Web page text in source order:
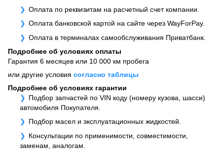
Оплата по реквизитам на расчетный счет компании.
Оплата банковской картой на сайте через WayForPay.
Оплата в терминалах самообслуживания Приватбанк.
Подробнее об условиях оплаты
Гарантия 6 месяцев или 10 000 км пробега
или другие условия согласно таблицы
Подробнее об условиях гарантии
Подбор запчастей по VIN коду (номеру кузова, шасси)
автомобиля Покупателя.
Подбор масел и эксплуатационных жидкостей.
Консультации по применимости, совместимости,
заменам, аналогам.